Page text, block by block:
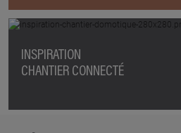
INSPIRATION
CHANTIER CONNECTÉ